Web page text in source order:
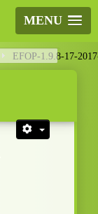
MENU
EFOP-1.9.8-17-